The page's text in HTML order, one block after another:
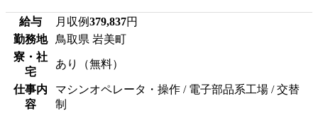
給与 月収例379,837円
勤務地
鳥取県 岩美町
寮・社
宅
あり（無料）
仕事内
容
マシンオペレータ・操作 / 電子部品系工場 / 交替
制